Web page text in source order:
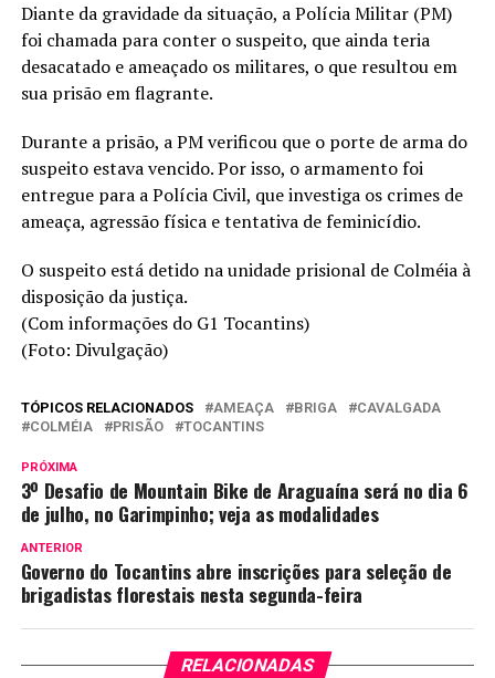
Diante da gravidade da situação, a Polícia Militar (PM)
foi chamada para conter o suspeito, que ainda teria
desacatado e ameaçado os militares, o que resultou em
sua prisão em flagrante.
Durante a prisão, a PM verificou que o porte de arma do
suspeito estava vencido. Por isso, o armamento foi
entregue para a Polícia Civil, que investiga os crimes de
ameaça, agressão física e tentativa de feminicídio.
O suspeito está detido na unidade prisional de Colméia à
disposição da justiça.
(Com informações do G1 Tocantins)
(Foto: Divulgação)
TÓPICOS RELACIONADOS AMEAÇA BRIGA
CAVALGADA
COLMÉIA
PRISÃO TOCANTINS
PRÓXIMA
3º Desafio de Mountain Bike de Araguaína será no dia 6
de julho, no Garimpinho; veja as modalidades
ANTERIOR
Governo do Tocantins abre inscrições para seleção de
brigadistas florestais nesta segunda-feira
RELACIONADAS